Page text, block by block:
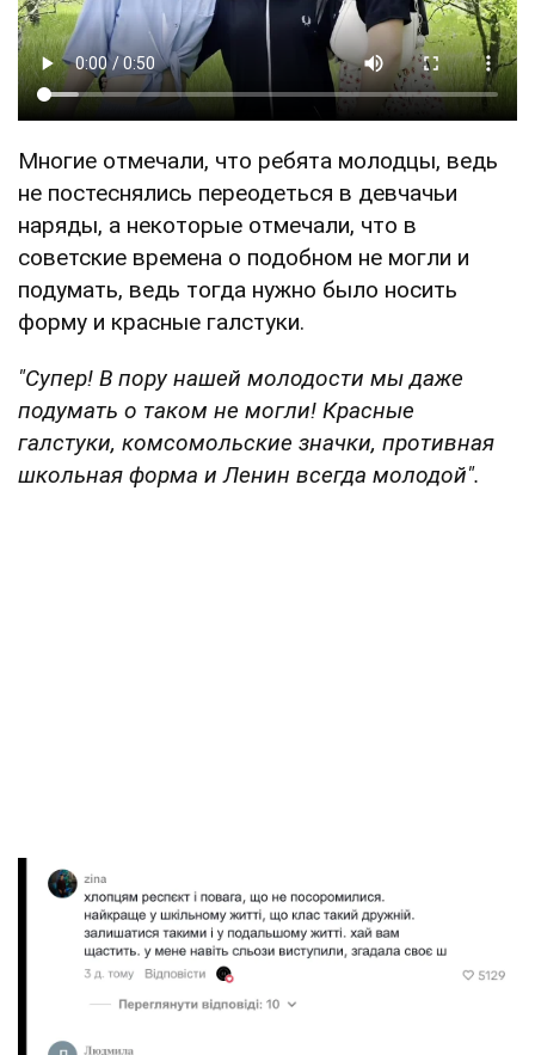
Многие отмечали, что ребята молодцы, ведь
не постеснялись переодеться в девчачьи
наряды, а некоторые отмечали, что в
советские времена о подобном не могли и
подумать, ведь тогда нужно было носить
форму и красные галстуки.
"Супер! В пору нашей молодости мы даже
подумать о таком не могли! Красные
галстуки, комсомольские значки, противная
школьная форма и Ленин всегда молодой".